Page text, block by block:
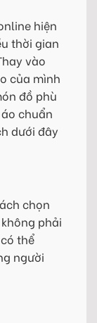
hiện
thời gian
vào
của mình
đồ phù
chuẩn
dưới đây
chọn
phải
thể
người